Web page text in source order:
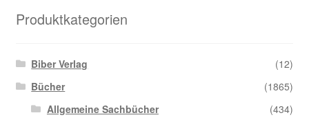
Produktkategorien
Biber Verlag
(12)
Bücher
(1865)
Allgemeine Sachbücher
(434)